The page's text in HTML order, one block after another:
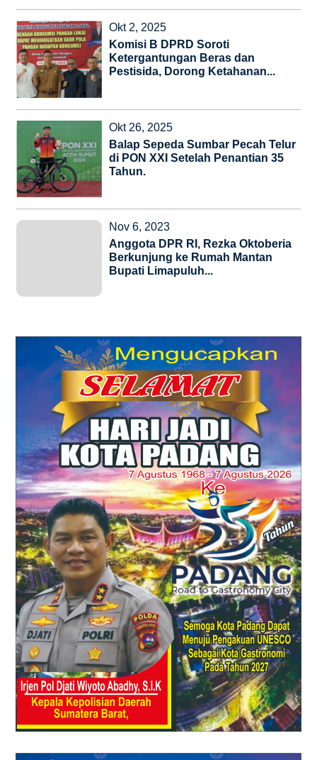
Okt 2, 2025
Komisi B DPRD Soroti
Ketergantungan Beras dan
Pestisida, Dorong Ketahanan...
Okt 26, 2025
Balap Sepeda Sumbar Pecah Telur
di PON XXI Setelah Penantian 35
Tahun.
Nov 6, 2023
Anggota DPR RI, Rezka Oktoberia
Berkunjung ke Rumah Mantan
Bupati Limapuluh...